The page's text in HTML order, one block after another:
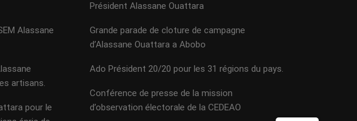
Alassane
artisans.
pour le
Président Alassane Ouattara
Grande parade de cloture de campagne
d’Alassane Ouattara a Abobo
Ado Président 20/20 pour les 31 régions du pays.
Conférence de presse de la mission
d’observation électorale de la CEDEAO